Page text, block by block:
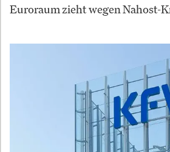
Euroraum zieht wegen Nahost-